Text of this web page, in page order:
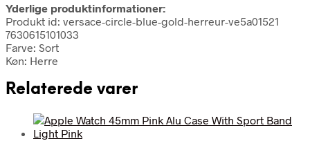
Yderlige produktinformationer:
Produkt id: versace-circle-blue-gold-herreur-ve5a01521
7630615101033
Farve: Sort
Køn: Herre
Relaterede varer